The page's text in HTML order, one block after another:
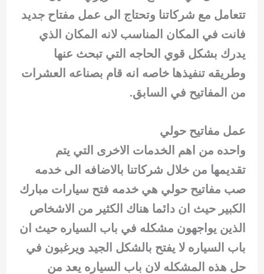
تتعامل مع شركاتنا وتحتاج الى عمل مفتاح جديد
فانت في المكان المناسب لانه المكان الذي
يدرك بشكل قوي الحاجه التي تبحث عنها
وطريقه تنفيذها خاصه انه قام بصناعه العشرات
من المفاتيح في السابق.
عمل مفاتيح حولي
واحده من اهم الخدمات الاخرى التي يتم
تقديمها من خلال شركاتنا بالاضافه الى خدمه
صب مفاتيح حولي هي خدمه فتح سيارات مبارك
الكبير حيث ان دائما هناك الكثير من الاشخاص
الذين يواجهون مشكله في باب السياره حيث ان
باب السياره لا يفتح بالشكل الجيد ويرغبون في
حل هذه المشكله لان باب السياره يعد من